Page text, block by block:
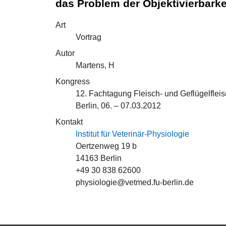
das Problem der
Art
Vortrag
Autor
Martens, H
Kongress
12. Fachtagung Fleisch- und
Berlin, 06. – 07.03.2012
Kontakt
Institut für Veterinär-Physiologie
Oertzenweg 19 b
14163 Berlin
+49 30 838 62600
physiologie@vetmed.fu-berlin.de